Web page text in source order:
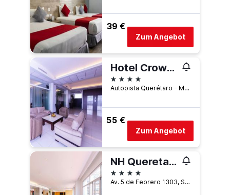
39 €
Zum Angebot
Hotel Crown Victoria
4 Sterne
Autopista Querétaro - México #2100, Santiago de Querétaro, Querétaro, Mexiko
55 €
Zum Angebot
NH Queretaro
4 Sterne
Av. 5 de Febrero 1303, Santiago de Querétaro, Querétaro, Mexiko